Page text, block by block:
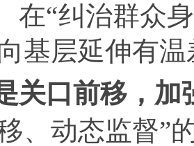
在“纠治群众
基层延伸有温
关口前移，加
、动态监督”